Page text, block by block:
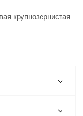
крупнозернистая